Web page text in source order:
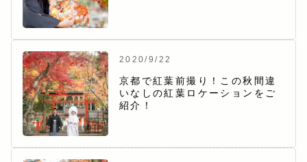
2020/9/22
京都で紅葉前撮り！この秋間違
いなしの紅葉ロケーションをご
紹介！